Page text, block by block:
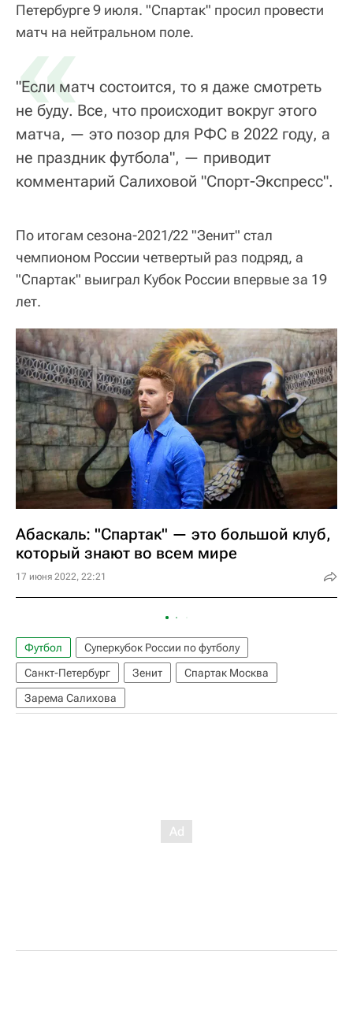
Петербурге 9 июля. "Спартак" просил провести
матч на нейтральном поле.
«
"Если матч состоится, то я даже смотреть
не буду. Все, что происходит вокруг этого
матча, — это позор для РФС в 2022 году, а
не праздник футбола", — приводит
комментарий Салиховой "Спорт-Экспресс".
По итогам сезона-2021/22 "Зенит" стал
чемпионом России четвертый раз подряд, а
"Спартак" выиграл Кубок России впервые за 19
лет.
Абаскаль: "Спартак" — это большой клуб,
который знают во всем мире
17 июня 2022, 22:21
Футбол
Суперкубок России по футболу
Санкт-Петербург
Зенит
Спартак Москва
Зарема Салихова